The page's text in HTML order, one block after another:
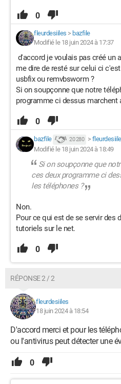
0
fleurdesiiles > bazfile
Modifié le 18 juin 2024 à 17:37
d'accord je voulais pas créé un
me dire de resté sur celui ci
usbfix ou remvbsworm ?
Si on soupçonne que notre
programme ci dessus marchent
0
bazfile 20 280 >
Modifié le 18 juin 2024 à 18:49
Si on soupçonne que
ces deux programme ci
les téléphones ?
Non.
Pour ce qui est de se servir des
tutoriels sur le net.
0
RÉPONSE 2 / 2
fleurdesiiles
18 juin 2024 à 18:54
D'accord merci et pour les
ou l'antivirus peut détecter une
0